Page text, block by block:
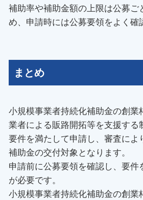
補助率や補助金額の上限は公募ご
め、申請時には公募要領をよく確
まとめ
小規模事業者持続化補助金の創業
業者による販路開拓等を支援する
要件を満たして申請し、審査によ
補助金の交付対象となります。
申請前に公募要領を確認し、要件
が必要です。
小規模事業者持続化補助金の創業